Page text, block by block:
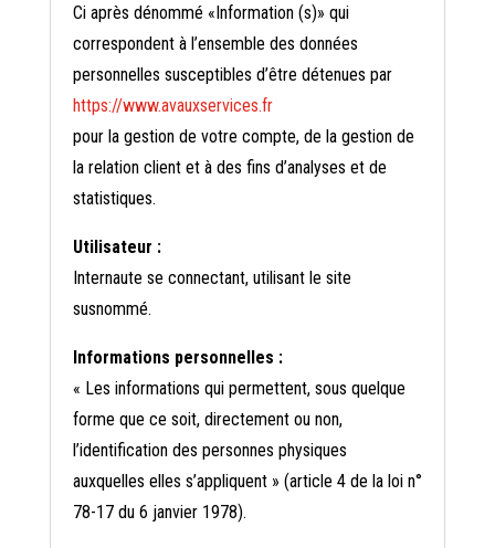
Ci après dénommé «Information (s)» qui
correspondent à l’ensemble des données
personnelles susceptibles d’être détenues par
https://www.avauxservices.fr
pour la gestion de votre compte, de la gestion de
la relation client et à des fins d’analyses et de
statistiques.
Utilisateur :
Internaute se connectant, utilisant le site
susnommé.
Informations personnelles :
« Les informations qui permettent, sous quelque
forme que ce soit, directement ou non,
l’identification des personnes physiques
auxquelles elles s’appliquent » (article 4 de la loi n°
78-17 du 6 janvier 1978).